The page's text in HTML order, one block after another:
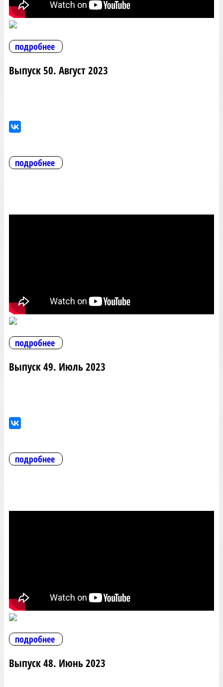
подробнее
Выпуск 50. Август 2023
подробнее
подробнее
Выпуск 49. Июль 2023
подробнее
подробнее
Выпуск 48. Июнь 2023